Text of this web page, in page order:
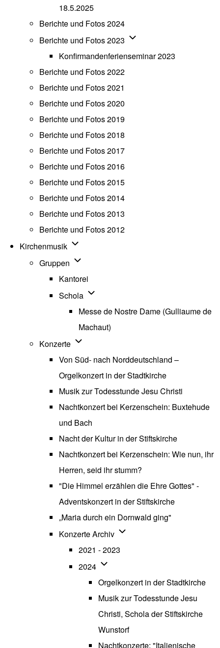
18.5.2025
Berichte und Fotos 2024
Berichte und Fotos 2023 Unternavigation von
Konfirmandenferienseminar 2023
Berichte und Fotos 2022
Berichte und Fotos 2021
Berichte und Fotos 2020
Berichte und Fotos 2019
Berichte und Fotos 2018
Berichte und Fotos 2017
Berichte und Fotos 2016
Berichte und Fotos 2015
Berichte und Fotos 2014
Berichte und Fotos 2013
Berichte und Fotos 2012
Kirchenmusik Unternavigation von Kirchenmusik
Gruppen Unternavigation von Gruppen
Kantorei
Schola Unternavigation von Schola
Messe de Nostre Dame (Gulliaume de
Machaut)
Konzerte Unternavigation von Konzerte
Von Süd- nach Norddeutschland –
Orgelkonzert in der Stadtkirche
Musik zur Todesstunde Jesu Christi
Nachtkonzert bei Kerzenschein: Buxtehude
und Bach
Nacht der Kultur in der Stiftskirche
Nachtkonzert bei Kerzenschein: Wie nun, ihr
Herren, seid ihr stumm?
"Die Himmel erzählen die Ehre Gottes" -
Adventskonzert in der Stiftskirche
„Maria durch ein Dornwald ging"
Konzerte Archiv Unternavigation von
2021 - 2023
2024 Unternavigation von 2024
Orgelkonzert in der Stadtkirche
Musik zur Todesstunde Jesu
Christi, Schola der Stiftskirche
Wunstorf
Nachtkonzerte: "Italienische